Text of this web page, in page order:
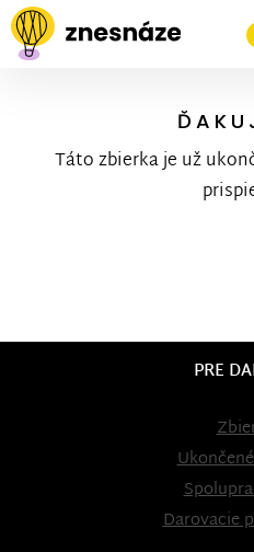
Táto zbierka je už
PRE
Darovacie